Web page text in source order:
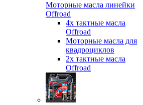
Моторные масла линейки
Offroad
4х тактные масла
Offroad
Моторные масла для
квадроциклов
2х тактные масла
Offroad